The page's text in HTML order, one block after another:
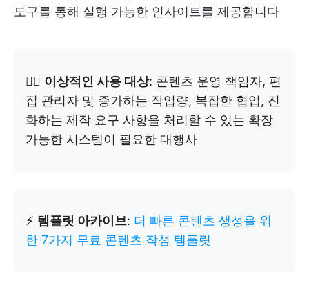
도구를 통해 실행 가능한 인사이트를 제공합니다
👉🏼 이상적인 사용 대상: 콘텐츠 운영 책임자, 편
집 관리자 및 증가하는 작업량, 복잡한 협업, 진
화하는 제작 요구 사항을 처리할 수 있는 확장
가능한 시스템이 필요한 대행사
⚡️ 템플릿 아카이브: 더 빠른 콘텐츠 생성을 위
한 7가지 무료 콘텐츠 작성 템플릿